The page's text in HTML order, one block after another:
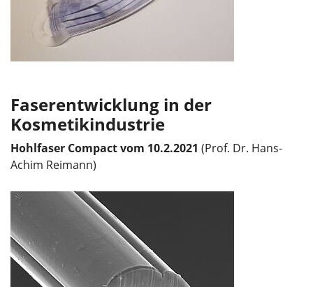
Faserentwicklung in der
Kosmetikindustrie
Hohlfaser Compact vom 10.2.2021 (Prof. Dr. Hans-
Achim Reimann)